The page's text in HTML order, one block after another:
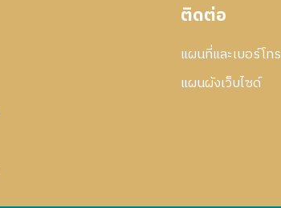
ติดต่อ
แผนที่และเบอร์โทร
แผนผังเว็บไซด์